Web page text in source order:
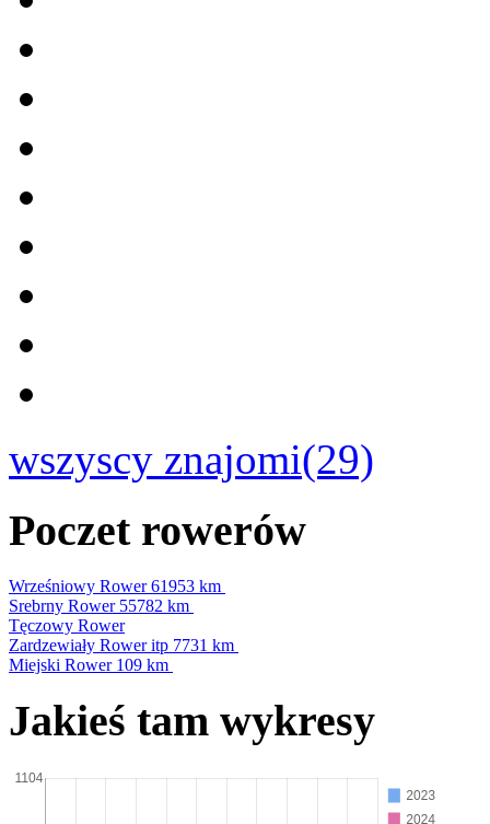
wszyscy znajomi(29)
Poczet rowerów
Wrześniowy Rower61953 km
Srebrny Rower 55782 km
Tęczowy Rower
Zardzewiały Rower itp 7731 km
Miejski Rower 109 km
Jakieś tam wykresy